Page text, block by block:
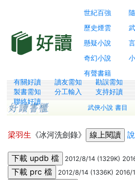
世紀百強
歷史煙雲
懸疑小說
奇幻小說
有聲書籍
有關好讀 讀友需知
勘誤需知
製書需知
分工輸入
支持好讀
聯絡好讀
武俠小說 書目
梁羽生 《冰河洗劍錄》
2012/8/14 (1329K)
2012/8/14 (1336K) 2016/